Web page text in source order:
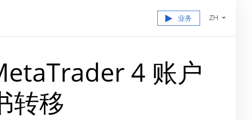
业务 ZH
4 账户
转移